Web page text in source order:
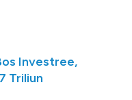
Investree,
Triliun